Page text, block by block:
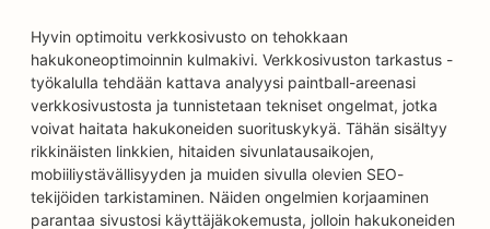
Hyvin optimoitu verkkosivusto on tehokkaan
hakukoneoptimoinnin kulmakivi. Verkkosivuston tarkastus -
työkalulla tehdään kattava analyysi paintball-areenasi
verkkosivustosta ja tunnistetaan tekniset ongelmat, jotka
voivat haitata hakukoneiden suorituskykyä. Tähän sisältyy
rikkinäisten linkkien, hitaiden sivunlatausaikojen,
mobiiliystävällisyyden ja muiden sivulla olevien SEO-
tekijöiden tarkistaminen. Näiden ongelmien korjaaminen
parantaa sivustosi käyttäjäkokemusta, jolloin hakukoneiden